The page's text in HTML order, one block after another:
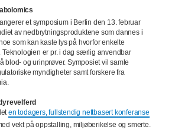
et symposium i Berlin den 13. februar
av nedbrytningsproduktene som dannes i
som kan kaste lys på hvorfor enkelte
Teknologien er pr. i dag særlig anvendbar
blod- og urinprøver. Symposiet vil samle
myndigheter samt forskere fra
en todagers, fullstendig nettbasert konferanse
vekt på oppstalling, miljøberikelse og smerte.